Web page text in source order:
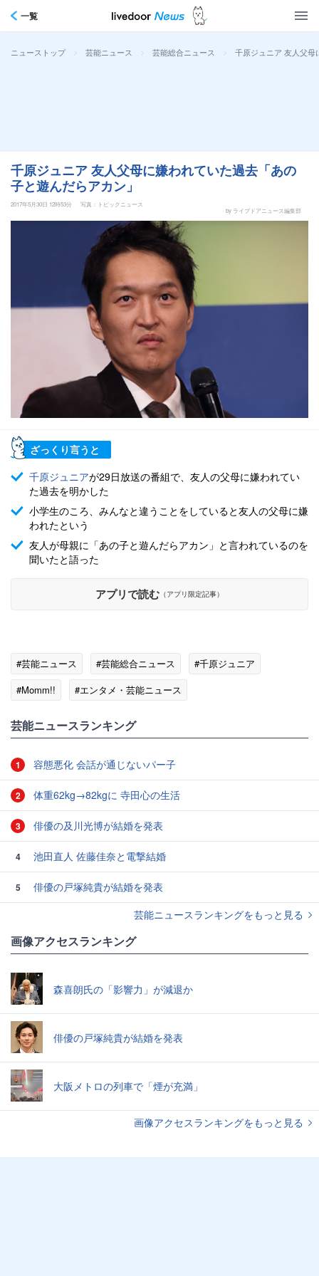
一覧
ニューストップ > 芸能ニュース > 芸能総合ニュース > 千原ジュニア 友人父母
千原ジュニア 友人父母に嫌われていた過去「あの
子と遊んだらアカン」
2017年5月30日 12時53分
写真：トピックニュース
by ライブドアニュース編集部
ざっくり言うと
千原ジュニアが29日放送の番組で、友人の父母に嫌われてい
た過去を明かした
小学生のころ、みんなと違うことをしていると友人の父母に嫌
われたという
友人が母親に「あの子と遊んだらアカン」と言われているのを
聞いたと語った
アプリで読む （アプリ限定記事）
#芸能ニュース #芸能総合ニュース
#千原ジュニア
#Momm!!
#エンタメ・芸能ニュース
芸能ニュースランキング
1 容態悪化 会話が通じないパー子
2 体重62kg→82kgに 寺田心の生活
3 俳優の及川光博が結婚を発表
4 池田直人 佐藤佳奈と電撃結婚
5
俳優の戸塚純貴が結婚を発表
芸能ニュースランキングをもっと見る
画像アクセスランキング
森喜朗氏の「影響力」が減退か
俳優の戸塚純貴が結婚を発表
大阪メトロの列車で「煙が充満」
画像アクセスランキングをもっと見る